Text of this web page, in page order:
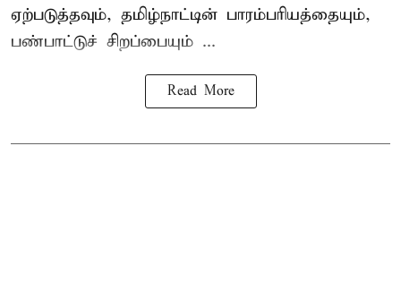
ஏற்படுத்தவும், தமிழ்நாட்டின் பாரம்பரியத்தையும்,
பண்பாட்டுச் சிறப்பையும் ...
Read More